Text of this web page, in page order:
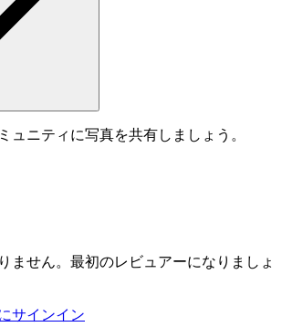
ュニティに写真を共有しましょう。
ません。最初のレビュアーになりましょ
サインイン